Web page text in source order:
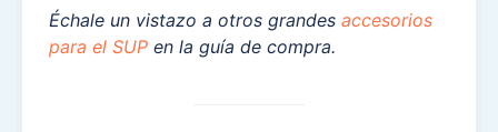
Échale un vistazo a otros grandes accesorios
para el SUP en la guía de compra.